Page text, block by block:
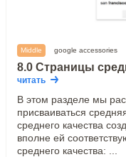
Middle google accessories
8.0 Страницы
читать
В этом разделе мы
присваиваться
среднего качества
вполне ей
среднего качества: ...